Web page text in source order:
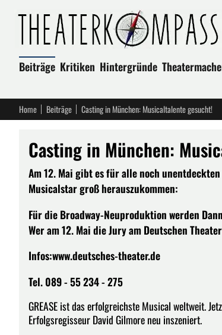
Beiträge Kritiken Hintergründe
Home Beiträge Casting in München: Musicaltalente gesucht!
Casting in München:
Am 12. Mai gibt es für alle noch
Musicalstar groß herauszukommen:
Für die Broadway-Neuproduktion werden
Wer am 12. Mai die Jury am Deutschen
Infos:www.deutsches-theater.de
Tel. 089 - 55 234 - 275
GREASE ist das erfolgreichste Musical weltweit.
Erfolgsregisseur David Gilmore neu inszeniert.